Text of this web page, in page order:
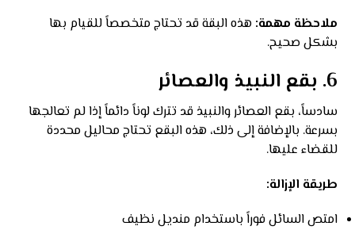
ملاحظة مهمة: هذه البقة قد تحتاج متخصصاً للقيام بها
بشكل صحيح.
6. بقع النبيذ والعصائر
سادساً، بقع العصائر والنبيذ قد تترك لوناً دائماً إذا لم تعالجها
بسرعة. بالإضافة إلى ذلك، هذه البقع تحتاج محاليل محددة
للقضاء عليها.
طريقة الإزالة:
امتص السائل فوراً باستخدام منديل نظيف